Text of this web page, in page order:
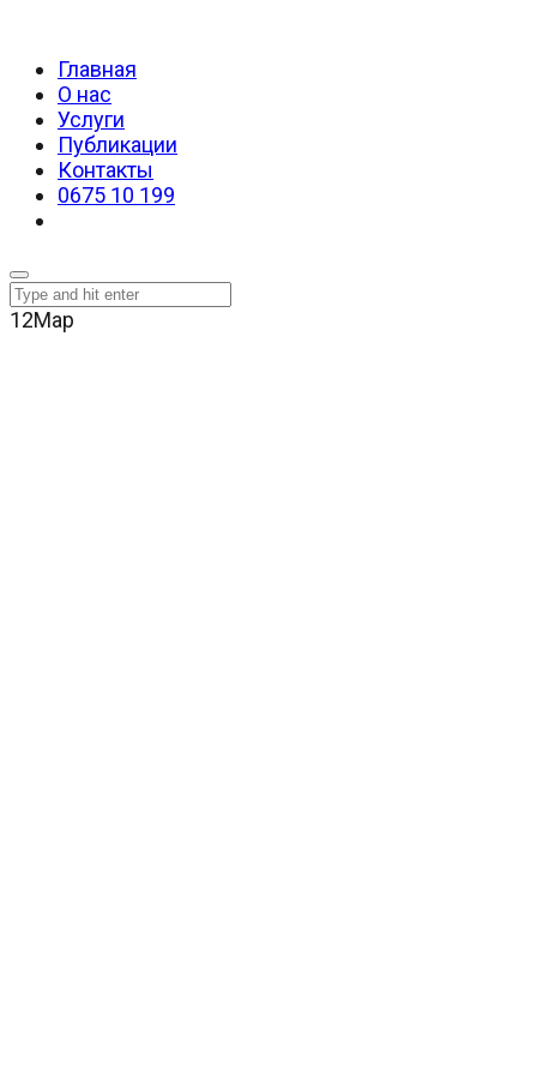
Главная
О нас
Услуги
Публикации
Контакты
0675 10 199
12Мар